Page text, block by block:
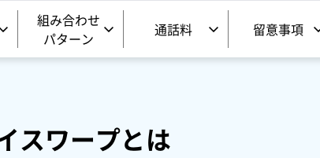
組み合わせ
パターン
通話料 留意事項
スワープとは